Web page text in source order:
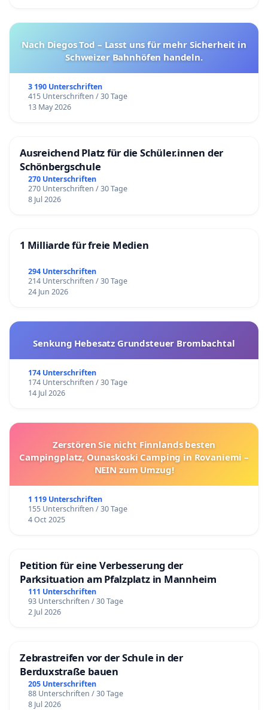
Nach Diegos Tod – Lasst uns für mehr Sicherheit in
Schweizer Bahnhöfen handeln.
3 190 Unterschriften
415 Unterschriften / 30 Tage
13 May 2026
Ausreichend Platz für die Schüler.innen der
Schönbergschule
270 Unterschriften
270 Unterschriften / 30 Tage
8 Jul 2026
1 Milliarde für freie Medien
294 Unterschriften
214 Unterschriften / 30 Tage
24 Jun 2026
Senkung Hebesatz Grundsteuer Brombachtal
174 Unterschriften
174 Unterschriften / 30 Tage
14 Jul 2026
Zerstören Sie nicht Finnlands besten
Campingplatz, Ounaskoski Camping in Rovaniemi –
NEIN zum Umzug!
1 119 Unterschriften
155 Unterschriften / 30 Tage
4 Oct 2025
Petition für eine Verbesserung der
Parksituation am Pfalzplatz in Mannheim
111 Unterschriften
93 Unterschriften / 30 Tage
2 Jul 2026
Zebrastreifen vor der Schule in der
Berduxstraße bauen
205 Unterschriften
88 Unterschriften / 30 Tage
8 Jul 2026